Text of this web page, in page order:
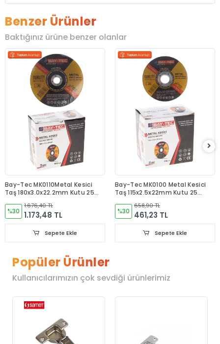
Benzer Ürünler
Baktığınız ürüne benzer olanlar
Bay-Tec MK0110Metal Kesici
Taş 180x3.0x22.2mm Kutu 25
%30
1.676,40 TL
1.173,48 TL
Sepete Ekle
Bay-Tec MK0100 Metal Kesici
Taş 115x2.5x22mm Kutu 25
%30
658,90 TL
461,23 TL
Sepete Ekle
Popüler Ürünler
Kullanıcılarımızın çok sevdiği ürünlerimiz